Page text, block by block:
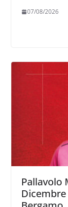
07/08/2026
Pallavolo